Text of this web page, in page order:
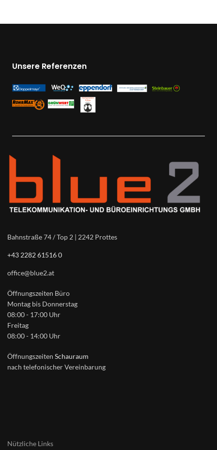
Unsere Referenzen
Bahnstraße 74 / Top 2 | 2242 Prottes
+43 2282 61516 0
office@blue2.at
Öffnungszeiten Büro
Montag bis Donnerstag
08:00 - 17:00 Uhr
Freitag
08:00 - 14:00 Uhr
Öffnungszeiten Schauraum
nach telefonischer Vereinbarung
Nützliche Links